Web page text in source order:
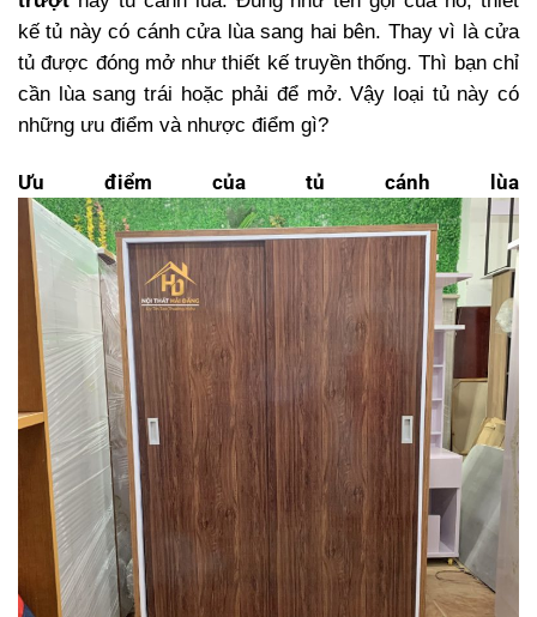
kế tủ này có cánh cửa lùa sang hai bên. Thay vì là cửa
tủ được đóng mở như thiết kế truyền thống. Thì bạn chỉ
cần lùa sang trái hoặc phải để mở. Vậy loại tủ này có
những ưu điểm và nhược điểm gì?
Ưu điểm của tủ cánh lùa